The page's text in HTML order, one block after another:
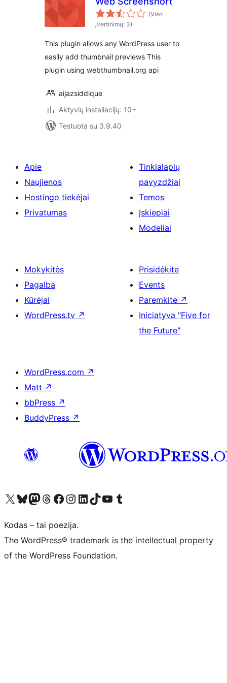
(Viso
įvertinimų: 3)
This plugin allows any WordPress user to
easily add thumbnail previews This
plugin using webthumbnail.org api
aijazsiddique
Aktyvių instaliacijų: 10+
Testuota su 3.9.40
Apie
Naujienos
Hostingo tiekėjai
Privatumas
Tinklalapių
pavyzdžiai
Temos
Įskiepiai
Modeliai
Mokykitės
Pagalba
Kūrėjai
WordPress.tv ↗
Prisidėkite
Events
Paremkite ↗
Iniciatyva "Five for
the Future"
WordPress.com ↗
Matt ↗
bbPress ↗
BuddyPress ↗
Visit our X (formerly Twitter) account
Apsilankykite mūsų Bluesky paskyroje
Visit our Mastodon account
Apsilankykite mūsų Threads paskyroje
Visit our Facebook page
Visit our Instagram account
Visit our LinkedIn account
Apsilankykite mūsų TikTok paskyroje
Visit our YouTube channel
Apsilankykite mūsų Tumblr paskyroje
Kodas – tai poezija.
The WordPress® trademark is the intellectual property
of the WordPress Foundation.